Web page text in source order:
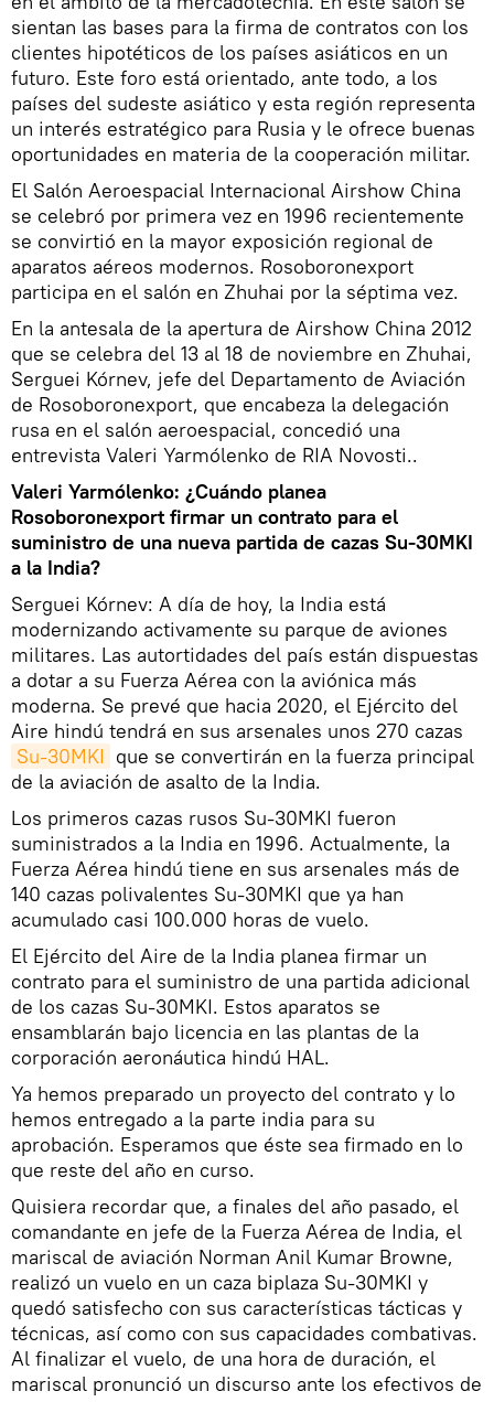
sientan las bases para la firma de contratos con los
clientes hipotéticos de los países asiáticos en un
futuro. Este foro está orientado, ante todo, a los
países del sudeste asiático y esta región representa
un interés estratégico para Rusia y le ofrece buenas
oportunidades en materia de la cooperación militar.
El Salón Aeroespacial Internacional Airshow China
se celebró por primera vez en 1996 recientemente
se convirtió en la mayor exposición regional de
aparatos aéreos modernos. Rosoboronexport
participa en el salón en Zhuhai por la séptima vez.
En la antesala de la apertura de Airshow China 2012
que se celebra del 13 al 18 de noviembre en Zhuhai,
Serguei Kórnev, jefe del Departamento de Aviación
de Rosoboronexport, que encabeza la delegación
rusa en el salón aeroespacial, concedió una
entrevista Valeri Yarmólenko de RIA Novosti..
Valeri Yarmólenko: ¿Cuándo planea
Rosoboronexport firmar un contrato para el
suministro de una nueva partida de cazas Su-30MKI
a la India?
Serguei Kórnev: A día de hoy, la India está
modernizando activamente su parque de aviones
militares. Las autortidades del país están dispuestas
a dotar a su Fuerza Aérea con la aviónica más
moderna. Se prevé que hacia 2020, el Ejército del
Aire hindú tendrá en sus arsenales unos 270 cazas
Su-30MKI que se convertirán en la fuerza principal
de la aviación de asalto de la India.
Los primeros cazas rusos Su-30MKI fueron
suministrados a la India en 1996. Actualmente, la
Fuerza Aérea hindú tiene en sus arsenales más de
140 cazas polivalentes Su-30MKI que ya han
acumulado casi 100.000 horas de vuelo.
El Ejército del Aire de la India planea firmar un
contrato para el suministro de una partida adicional
de los cazas Su-30MKI. Estos aparatos se
ensamblarán bajo licencia en las plantas de la
corporación aeronáutica hindú HAL.
Ya hemos preparado un proyecto del contrato y lo
hemos entregado a la parte india para su
aprobación. Esperamos que éste sea firmado en lo
que reste del año en curso.
Quisiera recordar que, a finales del año pasado, el
comandante en jefe de la Fuerza Aérea de India, el
mariscal de aviación Norman Anil Kumar Browne,
realizó un vuelo en un caza biplaza Su-30MKI y
quedó satisfecho con sus características tácticas y
técnicas, así como con sus capacidades combativas.
Al finalizar el vuelo, de una hora de duración, el
mariscal pronunció un discurso ante los efectivos de